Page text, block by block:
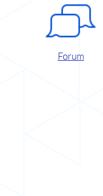
Forum